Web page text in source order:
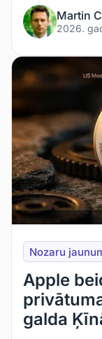
Martin
2026.
Nozaru
Apple
galda